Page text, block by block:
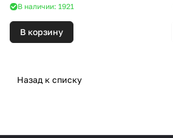
В наличии: 1921
В корзину
Назад к списку